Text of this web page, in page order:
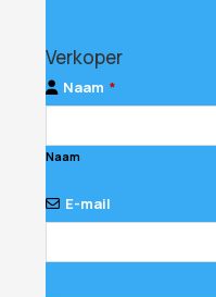
Verkoper
Naam *
Naam
E-mail